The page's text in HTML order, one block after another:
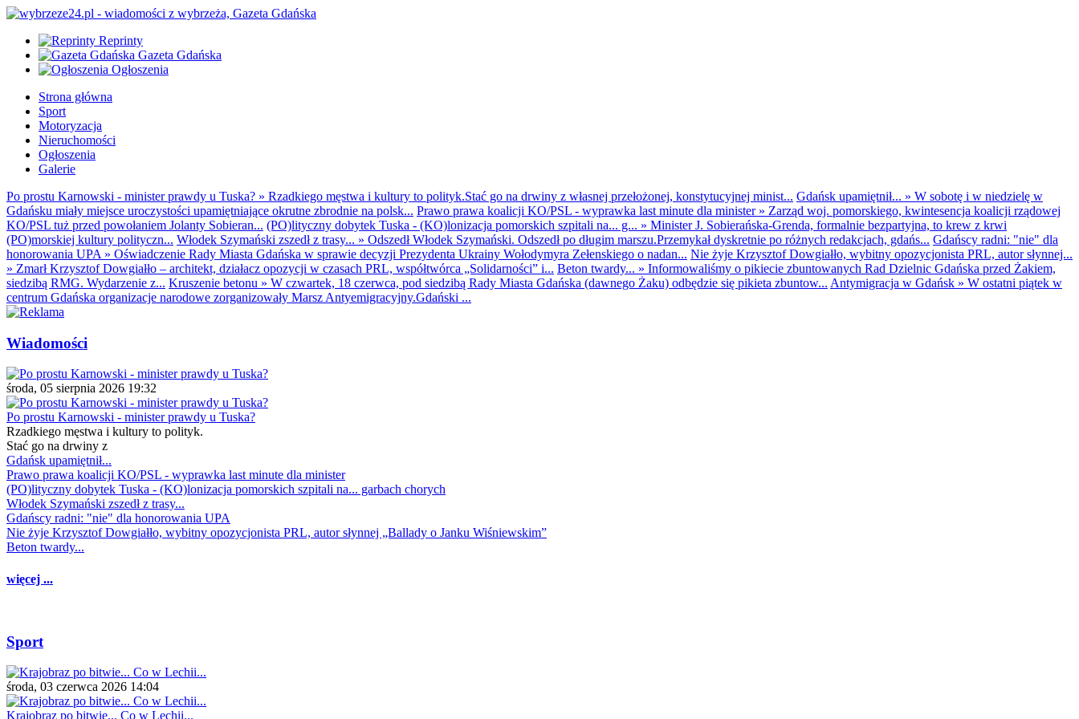
Reprinty
Gazeta Gdańska
Ogłoszenia
Strona główna
Sport
Motoryzacja
Nieruchomości
Ogłoszenia
Galerie
Po prostu Karnowski - minister prawdy u Tuska? » Rzadkiego męstwa i kultury to polityk.Stać go na drwiny z własnej przełożonej, konstytucyjnej minist... Gdańsk upamiętnił... » W sobotę i w niedzielę w
Gdańsku miały miejsce uroczystości upamiętniające okrutne zbrodnie na polsk... Prawo prawa koalicji KO/PSL - wyprawka last minute dla minister» Zarząd woj. pomorskiego, kwintesencja koalicji rządowej
KO/PSL tuż przed powołaniem Jolanty Sobieran... (PO)lityczny dobytek Tuska - (KO)lonizacja pomorskich szpitali na... g... » Minister J. Sobierańska-Grenda, formalnie bezpartyjna, to krew z krwi
(PO)morskiej kultury polityczn... Włodek Szymański zszedł z trasy... » Odszedł Włodek Szymański. Odszedł po długim marszu.Przemykał dyskretnie po różnych redakcjach, gdańs... Gdańscy radni: "nie" dla
honorowania UPA » Oświadczenie Rady Miasta Gdańska w sprawie decyzji Prezydenta Ukrainy Wołodymyra Zełenskiego o nadan... Nie żyje Krzysztof Dowgiałło, wybitny opozycjonista PRL, autor słynnej...
» Zmarł Krzysztof Dowgiałło – architekt, działacz opozycji w czasach PRL, współtwórca „Solidarności” i... Beton twardy... » Informowaliśmy o pikiecie zbuntowanych Rad Dzielnic Gdańska przed Żakiem,
siedzibą RMG. Wydarzenie z... Kruszenie betonu » W czwartek, 18 czerwca, pod siedzibą Rady Miasta Gdańska (dawnego Żaku) odbędzie się pikieta zbuntow... Antymigracja w Gdańsk » W ostatni piątek w
centrum Gdańska organizacje narodowe zorganizowały Marsz Antyemigracyjny.Gdański ...
Wiadomości
środa, 05 sierpnia 2026 19:32
Po prostu Karnowski - minister prawdy u Tuska?
Rzadkiego męstwa i kultury to polityk.
Stać go na drwiny z
Gdańsk upamiętnił...
Prawo prawa koalicji KO/PSL - wyprawka last minute dla minister
(PO)lityczny dobytek Tuska - (KO)lonizacja pomorskich szpitali na... garbach chorych
Włodek Szymański zszedł z trasy...
Gdańscy radni: "nie" dla honorowania UPA
Nie żyje Krzysztof Dowgiałło, wybitny opozycjonista PRL, autor słynnej „Ballady o Janku Wiśniewskim”
Beton twardy...
więcej ...
Sport
środa, 03 czerwca 2026 14:04
Krajobraz po bitwie... Co w Lechii...